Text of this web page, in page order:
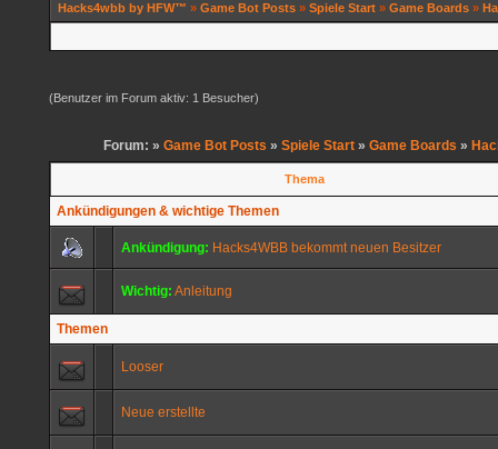
Hacks4wbb by HFW™ » Game Bot Posts » Spiele Start » Game Boards »
(Benutzer im Forum aktiv: 1 Besucher)
Forum: » Game Bot Posts » Spiele Start » Game Boards »
Thema
Ankündigungen & wichtige Themen
Ankündigung: Hacks4WBB bekommt neuen Besitzer
Wichtig: Anleitung
Themen
Looser
Neue erstellte